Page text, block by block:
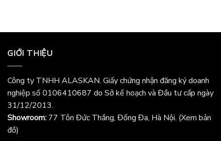
GIỚI THIỆU
Công ty TNHH ALASKAN. Giấy chứng nhận đăng ký doanh
nghiệp số 0106410687 do Sở kế hoạch và Đầu tư cấp ngày
31/12/2013.
Showroom: 77 Tôn Đức Thắng, Đống Đa, Hà Nội. (Xem bản
đồ)